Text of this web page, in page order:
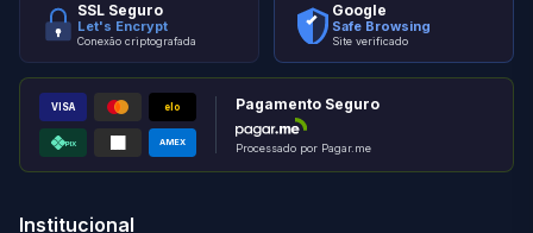
SSL Seguro
Let's Encrypt
Conexão criptografada
Google
Safe Browsing
Site verificado
VISA elo
PIX AMEX
Pagamento Seguro
Processado por Pagar.me
Institucional